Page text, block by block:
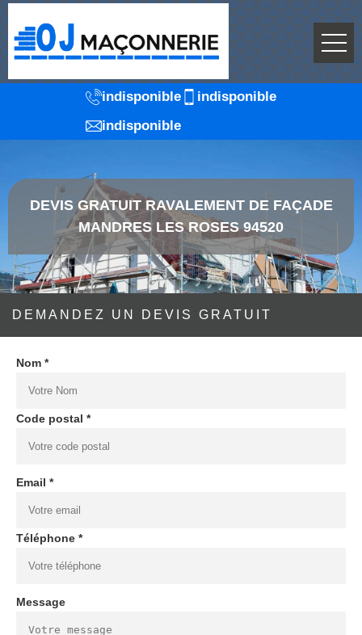
indisponible
indisponible
indisponible
DEVIS GRATUIT RAVALEMENT DE FAÇADE
MANDRES LES ROSES 94520
DEMANDEZ UN DEVIS GRATUIT
Nom *
Code postal *
Email *
Téléphone *
Message